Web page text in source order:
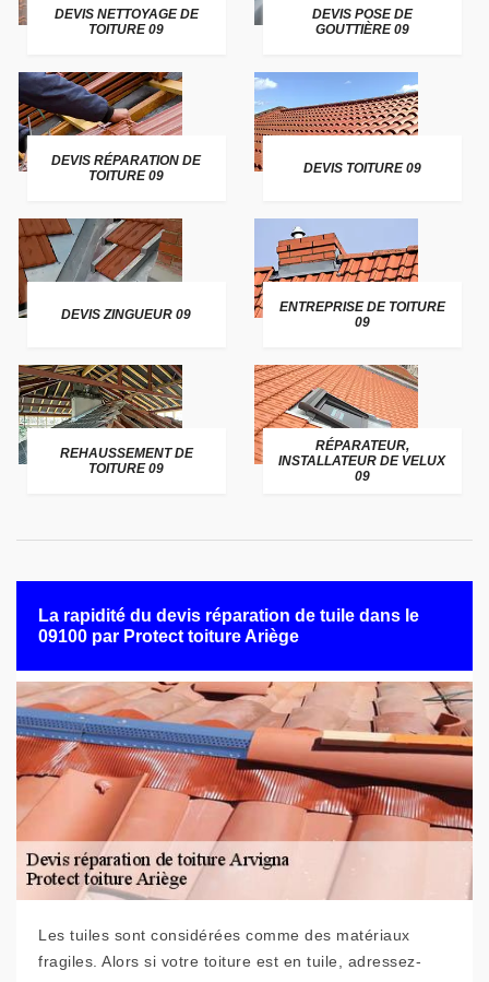
DEVIS NETTOYAGE DE
TOITURE 09
DEVIS POSE DE
GOUTTIÈRE 09
DEVIS RÉPARATION DE
TOITURE 09
DEVIS TOITURE 09
DEVIS ZINGUEUR 09
ENTREPRISE DE TOITURE
09
REHAUSSEMENT DE
TOITURE 09
RÉPARATEUR,
INSTALLATEUR DE VELUX
09
La rapidité du devis réparation de tuile dans le
09100 par Protect toiture Ariège
Les tuiles sont considérées comme des matériaux
fragiles. Alors si votre toiture est en tuile, adressez-